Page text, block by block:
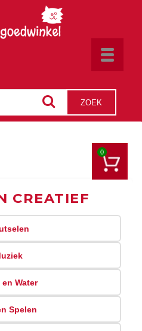
Toggle
ZOEK
0
CREATIEF
Water
Spelen